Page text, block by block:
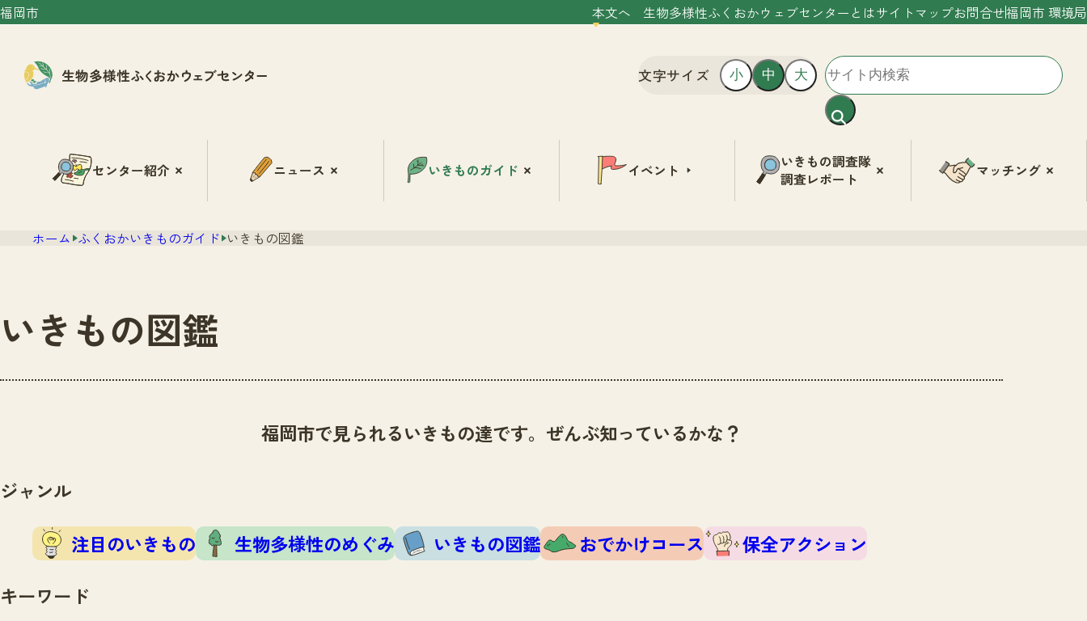
福岡市 本文へ 生物多様性ふくおかウェブセンターとはサイトマップお問合せ福岡市 環境局
文字サイズ 小 中 大
センター紹介 ニュース いきものガイド イベント
いきもの調査隊
調査レポート
マッチング
ホーム ふくおかいきものガイド いきもの図鑑
いきもの図鑑
福岡市で見られるいきもの達です。ぜんぶ知っているかな？
ジャンル
注目のいきもの 生物多様性のめぐみ いきもの図鑑 おでかけコース
保全アクション
キーワード